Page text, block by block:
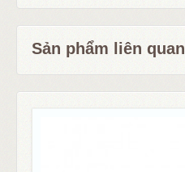
Sản phẩm liên quan